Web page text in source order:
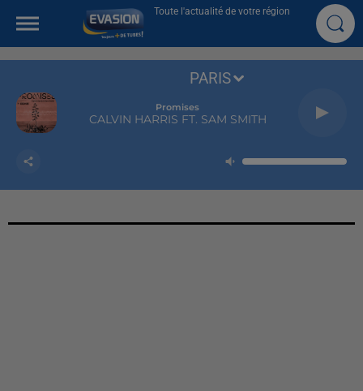
Toute l'actualité de votre région
Promises
CALVIN HARRIS FT. SAM SMITH
PARIS